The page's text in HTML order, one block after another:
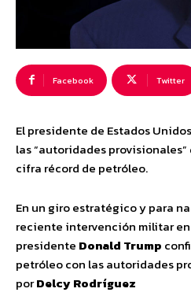
Facebook Twitter
El presidente de Estados
las “autoridades
cifra récord de petróleo.
En un giro estratégico y para
reciente intervención militar en
presidente Donald Trump
petróleo con las autoridades
porDelcy Rodríguez